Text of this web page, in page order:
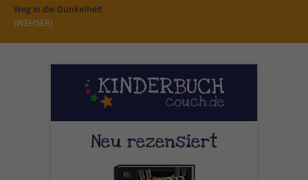
Weg in die Dunkelheit
(WEHSER)
Neu rezensiert